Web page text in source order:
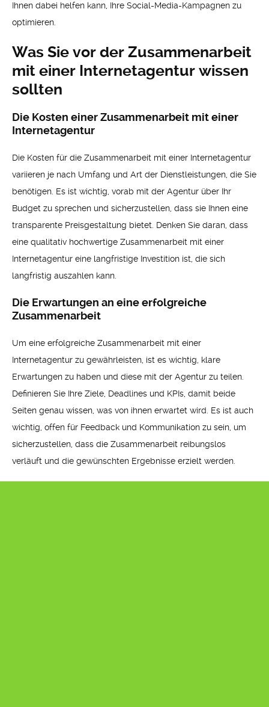
Ihnen dabei helfen kann, Ihre Social-Media-Kampagnen zu
optimieren.
Was Sie vor der Zusammenarbeit
mit einer Internetagentur wissen
sollten
Die Kosten einer Zusammenarbeit mit einer
Internetagentur
Die Kosten für die Zusammenarbeit mit einer Internetagentur
variieren je nach Umfang und Art der Dienstleistungen, die Sie
benötigen. Es ist wichtig, vorab mit der Agentur über Ihr
Budget zu sprechen und sicherzustellen, dass sie Ihnen eine
transparente Preisgestaltung bietet. Denken Sie daran, dass
eine qualitativ hochwertige Zusammenarbeit mit einer
Internetagentur eine langfristige Investition ist, die sich
langfristig auszahlen kann.
Die Erwartungen an eine erfolgreiche
Zusammenarbeit
Um eine erfolgreiche Zusammenarbeit mit einer
Internetagentur zu gewährleisten, ist es wichtig, klare
Erwartungen zu haben und diese mit der Agentur zu teilen.
Definieren Sie Ihre Ziele, Deadlines und KPIs, damit beide
Seiten genau wissen, was von ihnen erwartet wird. Es ist auch
wichtig, offen für Feedback und Kommunikation zu sein, um
sicherzustellen, dass die Zusammenarbeit reibungslos
verläuft und die gewünschten Ergebnisse erzielt werden.